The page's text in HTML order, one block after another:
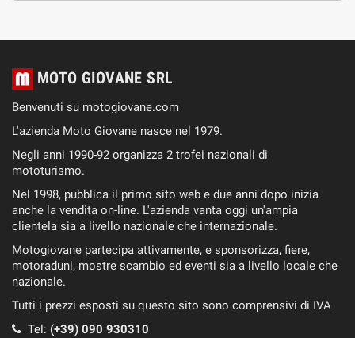
MOTO GIOVANE SRL
Benvenuti su motogiovane.com
L'azienda Moto Giovane nasce nel 1979.
Negli anni 1990-92 organizza 2 trofei nazionali di
mototurismo.
Nel 1998, pubblica il primo sito web e due anni dopo inizia
anche la vendita on-line. L'azienda vanta oggi un'ampia
clientela sia a livello nazionale che internazionale.
Motogiovane partecipa attivamente, e sponsorizza, fiere,
motoraduni, mostre scambio ed eventi sia a livello locale che
nazionale.
Tutti i prezzi esposti su questo sito sono comprensivi di IVA
Tel: (+39) 090 930310